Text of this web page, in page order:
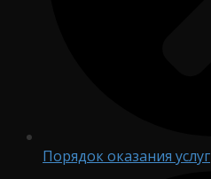
Порядок оказания услуг